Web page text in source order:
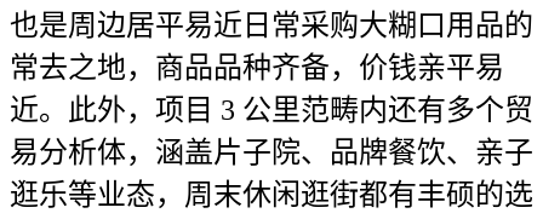
也是周边居平易近日常采购大糊口用品的
常去之地，商品品种齐备，价钱亲平易
近。此外，项目 3 公里范畴内还有多个贸
易分析体，涵盖片子院、品牌餐饮、亲子
逛乐等业态，周末休闲逛街都有丰硕的选